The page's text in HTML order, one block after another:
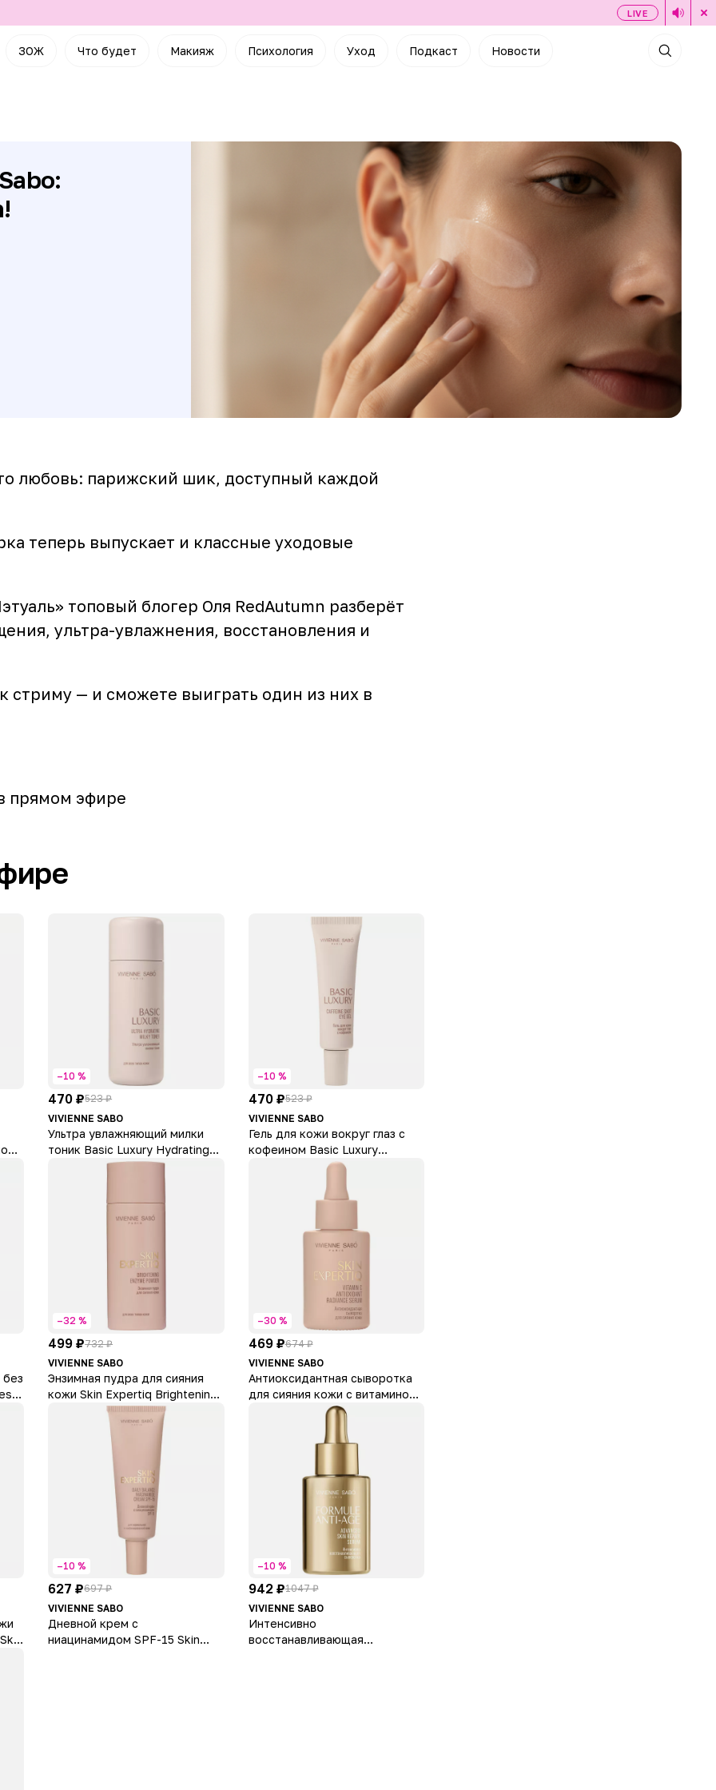
ЗОЖ Что будет Макияж Психология Уход Подкаст Новости
LIVE
любовь: парижский шик, доступный каждой
теперь выпускает и классные уходовые
топовый блогер Оля RedAutumn разберёт
ультра-увлажнения, восстановления и
стриму — и сможете выиграть один из них в
прямом эфире
–10 %
470 ₽523 ₽
VIVIENNE SABO
Ультра увлажняющий милки
тоник Basic Luxury Hydrating
Milky Toner
–10 %
470 ₽523 ₽
VIVIENNE SABO
Гель для кожи вокруг глаз с
кофеином Basic Luxury
Caffeine Shot Eye Gel
–32 %
499 ₽732 ₽
VIVIENNE SABO
Энзимная пудра для сияния
кожи Skin Expertiq Brightening
Enzyme Powder
–30 %
469 ₽674 ₽
VIVIENNE SABO
Антиоксидантная сыворотка
для сияния кожи с витамином
С Skin Expertiq Vitamin C
–10 %
627 ₽697 ₽
VIVIENNE SABO
Дневной крем с
ниацинамидом SPF-15 Skin
–10 %
942 ₽1047 ₽
VIVIENNE SABO
Интенсивно
восстанавливающая